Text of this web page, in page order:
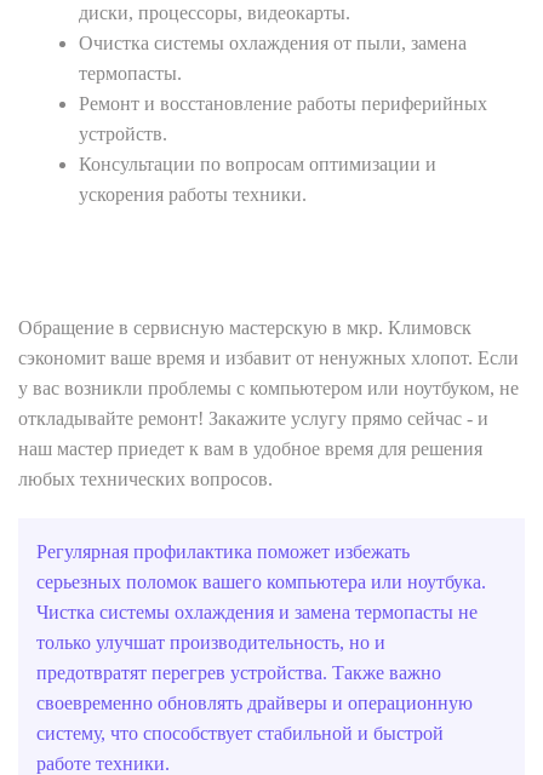
диски, процессоры, видеокарты.
Очистка системы охлаждения от пыли, замена
термопасты.
Ремонт и восстановление работы периферийных
устройств.
Консультации по вопросам оптимизации и
ускорения работы техники.
Обращение в сервисную мастерскую в мкр. Климовск
сэкономит ваше время и избавит от ненужных хлопот. Если
у вас возникли проблемы с компьютером или ноутбуком, не
откладывайте ремонт! Закажите услугу прямо сейчас - и
наш мастер приедет к вам в удобное время для решения
любых технических вопросов.
Регулярная профилактика поможет избежать
серьезных поломок вашего компьютера или ноутбука.
Чистка системы охлаждения и замена термопасты не
только улучшат производительность, но и
предотвратят перегрев устройства. Также важно
своевременно обновлять драйверы и операционную
систему, что способствует стабильной и быстрой
работе техники.